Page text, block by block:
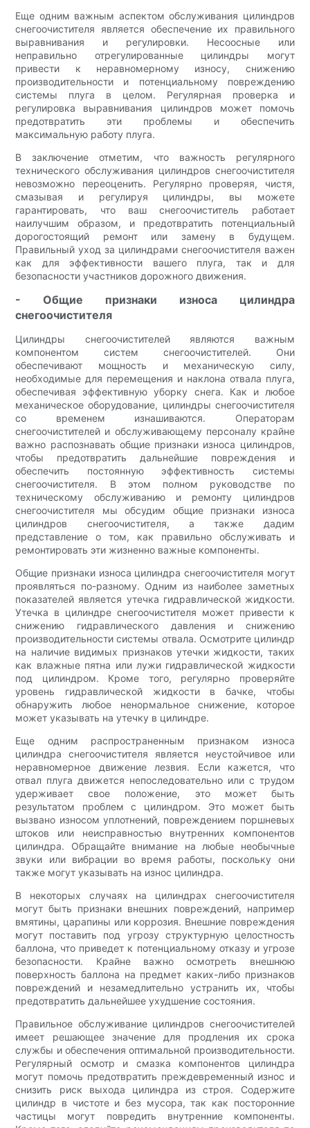
Еще одним важным аспектом обслуживания цилиндров
снегоочистителя является обеспечение их правильного
выравнивания и регулировки. Несоосные или
неправильно отрегулированные цилиндры могут
привести к неравномерному износу, снижению
производительности и потенциальному повреждению
системы плуга в целом. Регулярная проверка и
регулировка выравнивания цилиндров может помочь
предотвратить эти проблемы и обеспечить
максимальную работу плуга.
В заключение отметим, что важность регулярного
технического обслуживания цилиндров снегоочистителя
невозможно переоценить. Регулярно проверяя, чистя,
смазывая и регулируя цилиндры, вы можете
гарантировать, что ваш снегоочиститель работает
наилучшим образом, и предотвратить потенциальный
дорогостоящий ремонт или замену в будущем.
Правильный уход за цилиндрами снегоочистителя важен
как для эффективности вашего плуга, так и для
безопасности участников дорожного движения.
- Общие признаки износа цилиндра
снегоочистителя
Цилиндры снегоочистителей являются важным
компонентом систем снегоочистителей. Они
обеспечивают мощность и механическую силу,
необходимые для перемещения и наклона отвала плуга,
обеспечивая эффективную уборку снега. Как и любое
механическое оборудование, цилиндры снегоочистителя
со временем изнашиваются. Операторам
снегоочистителей и обслуживающему персоналу крайне
важно распознавать общие признаки износа цилиндров,
чтобы предотвратить дальнейшие повреждения и
обеспечить постоянную эффективность системы
снегоочистителя. В этом полном руководстве по
техническому обслуживанию и ремонту цилиндров
снегоочистителя мы обсудим общие признаки износа
цилиндров снегоочистителя, а также дадим
представление о том, как правильно обслуживать и
ремонтировать эти жизненно важные компоненты.
Общие признаки износа цилиндра снегоочистителя могут
проявляться по-разному. Одним из наиболее заметных
показателей является утечка гидравлической жидкости.
Утечка в цилиндре снегоочистителя может привести к
снижению гидравлического давления и снижению
производительности системы отвала. Осмотрите цилиндр
на наличие видимых признаков утечки жидкости, таких
как влажные пятна или лужи гидравлической жидкости
под цилиндром. Кроме того, регулярно проверяйте
уровень гидравлической жидкости в бачке, чтобы
обнаружить любое ненормальное снижение, которое
может указывать на утечку в цилиндре.
Еще одним распространенным признаком износа
цилиндра снегоочистителя является неустойчивое или
неравномерное движение лезвия. Если кажется, что
отвал плуга движется непоследовательно или с трудом
удерживает свое положение, это может быть
результатом проблем с цилиндром. Это может быть
вызвано износом уплотнений, повреждением поршневых
штоков или неисправностью внутренних компонентов
цилиндра. Обращайте внимание на любые необычные
звуки или вибрации во время работы, поскольку они
также могут указывать на износ цилиндра.
В некоторых случаях на цилиндрах снегоочистителя
могут быть признаки внешних повреждений, например
вмятины, царапины или коррозия. Внешние повреждения
могут поставить под угрозу структурную целостность
баллона, что приведет к потенциальному отказу и угрозе
безопасности. Крайне важно осмотреть внешнюю
поверхность баллона на предмет каких-либо признаков
повреждений и незамедлительно устранить их, чтобы
предотвратить дальнейшее ухудшение состояния.
Правильное обслуживание цилиндров снегоочистителей
имеет решающее значение для продления их срока
службы и обеспечения оптимальной производительности.
Регулярный осмотр и смазка компонентов цилиндра
могут помочь предотвратить преждевременный износ и
снизить риск выхода цилиндра из строя. Содержите
цилиндр в чистоте и без мусора, так как посторонние
частицы могут повредить внутренние компоненты.